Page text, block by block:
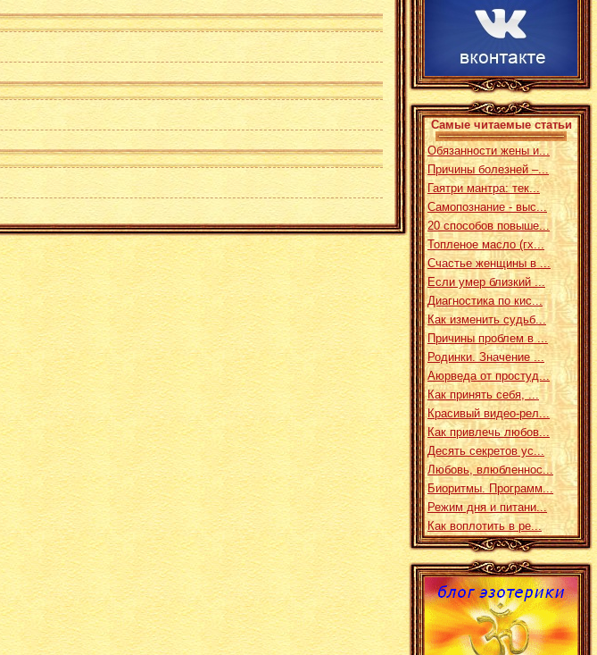
Самые читаемые статьи
Обязанности жены и...
Причины болезней –...
Гаятри мантра: тек...
Самопознание - выс...
20 способов повыше...
Топленое масло (гх...
Счастье женщины в ...
Если умер близкий ...
Диагностика по кис...
Как изменить судьб...
Причины проблем в ...
Родинки. Значение ...
Аюрведа от простуд...
Как принять себя, ...
Красивый видео-рел...
Как привлечь любов...
Десять секретов ус...
Любовь, влюбленнос...
Биоритмы. Программ...
Режим дня и питани...
Как воплотить в ре...